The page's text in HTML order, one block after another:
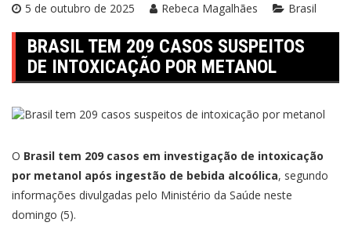
5 de outubro de 2025 Rebeca Magalhães Brasil
BRASIL TEM 209 CASOS SUSPEITOS
DE INTOXICAÇÃO POR METANOL
O Brasil tem 209 casos em investigação de intoxicação
por metanol após ingestão de bebida alcoólica, segundo
informações divulgadas pelo Ministério da Saúde neste
domingo (5).